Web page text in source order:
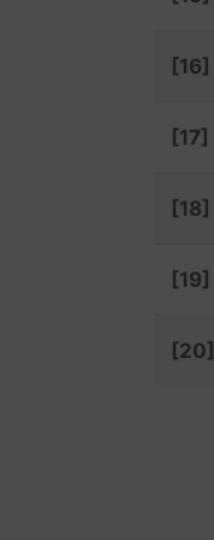
[16]
[17]
[18]
[19]
[20]